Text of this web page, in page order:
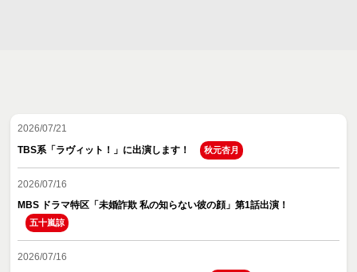
2026/07/21
TBS系「ラヴィット！」に出演します！
秋元杏月
2026/07/16
MBS ドラマ特区「未婚詐欺 私の知らない彼の顔」第1話出演！
五十嵐諒
2026/07/16